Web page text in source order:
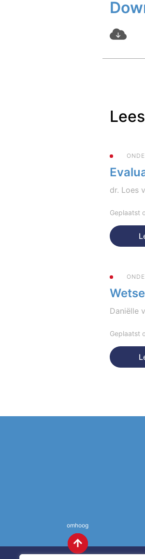
dr. Loes
Geplaatst
Daniëlle
Geplaatst
omhoog